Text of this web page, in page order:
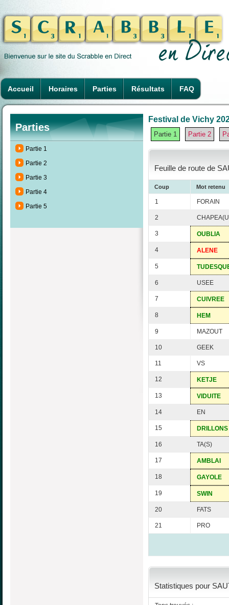
Accueil Horaires Parties Résultats FAQ
Parties
Partie 1
Partie 2
Partie 3
Partie 4
Partie 5
Festival de Vichy
Partie 1 Partie 2
Feuille de route de
Coup Mot retenu
1 FORAIN
2
3 OUBLIA
4 ALENE
5
6 USEE
7 CUIVREE
8 HEM
9 MAZOUT
10 GEEK
11 VS
12 KETJE
13 VIDUITE
14 EN
15 DRILLONS
16 TA(S)
17 AMBLAI
18 GAYOLE
19 SWIN
20 FATS
21 PRO
Statistiques pour